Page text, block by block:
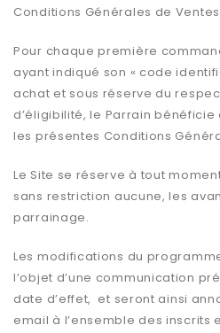
Conditions Générales de
Pour chaque première
ayant indiqué son « code
achat et sous réserve du
d’éligibilité, le Parrain
les présentes Conditions
Le Site se réserve à tout
sans restriction aucune, les
parrainage.
Les modifications du
l’objet d’une communication
date d’effet, et seront ainsi
email à l’ensemble des inscrits